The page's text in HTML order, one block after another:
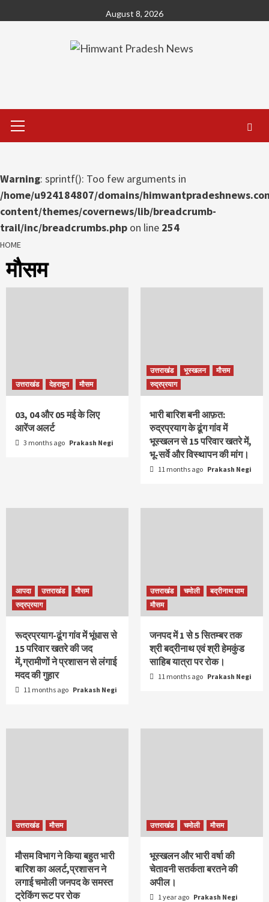
to
August 8, 2026
Menu
Warning: sprintf(): Too few arguments in
/home/u924184807/domains/
content/themes/covernews/lib/breadcrumb-
trail/inc/breadcrumbs.php on line 254
HOME
मौसम
उत्तराखंड देहरादून मौसम
03, 04 और 05 मई के लिए
आरेंज अलर्ट
3 months ago Prakash Negi
उत्तराखंड भूस्खलन
मौसम
रुद्रप्रयाग
भारी बारिश बनी आफ़त:
रुद्रप्रयाग के ढूंग गांव में
भूस्खलन से 15 परिवार खतरे में,
भू-सर्वे और विस्थापन की मांग।
11 months ago Prakash Negi
आपदा उत्तराखंड
मौसम
रुद्रप्रयाग
रूद्रप्रयाग-ढूंग गांव में भूंधास से
15 परिवार खतरे की जद
में,ग्रामीणों ने प्रशासन से लंगाई
मदद की गुहार
11 months ago Prakash Negi
उत्तराखंड चमोली
बद्रीनाथ धाम
मौसम
जनपद में 1 से 5 सितम्बर तक
श्री बद्रीनाथ एवं श्री हेमकुंड
साहिब यात्रा पर रोक।
11 months ago Prakash Negi
उत्तराखंड मौसम
मौसम विभाग ने किया बहुत भारी
बारिश का अलर्ट,प्रशासन ने
लगाई चमोली जनपद के समस्त
ट्रेकिंग रूट पर रोक
उत्तराखंड चमोली मौसम
भूस्खलन और भारी वर्षा की
चेतावनी सतर्कता बरतने की
अपील।
1 year ago Prakash Negi